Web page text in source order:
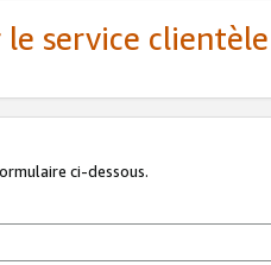
service
ci-dessous.